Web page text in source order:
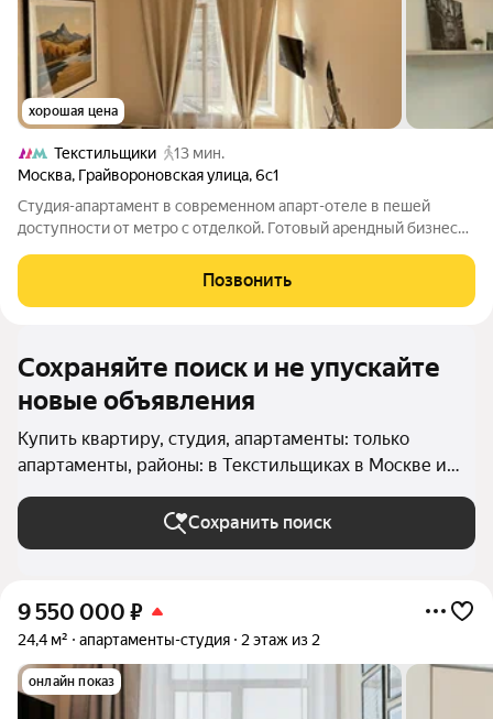
хорошая цена
Текстильщики
13 мин.
Москва, Грайвороновская улица,6с1
Студия-апартамент в современном апарт-отеле в пешей
доступности от метро с отделкой. Готовый арендный бизнес
инвесторов. Возможно сдавать студию самостоятельно или
через управляющую компанию отеля
Позвонить
Сохраняйте поиск и не упускайте
новые объявления
Купить квартиру, студия, апартаменты: только
апартаменты, районы: в Текстильщиках в Москве и
МО
Сохранить поиск
9 550 000 ₽
24,4 м² апартаменты-студия 2 этаж из 2
онлайн показ